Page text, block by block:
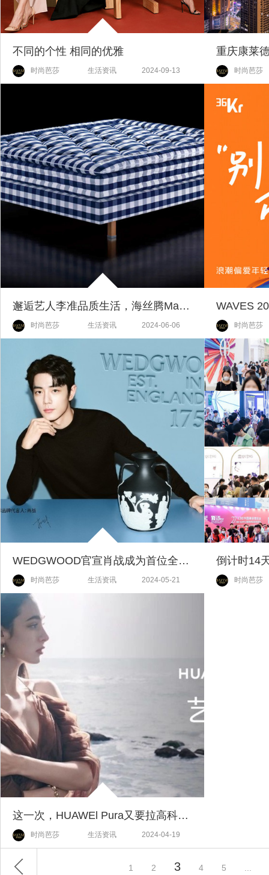
不同的个性 相同的优雅
时尚芭莎 生活资讯 2024-09-13 时尚芭莎
邂逅艺人李准品质生活，海丝腾Maranga诠释睡眠美学
时尚芭莎 生活资讯 2024-06-06
WAVES
时尚芭莎
WEDGWOOD官宣肖战成为首位全球品牌代言人
时尚芭莎 生活资讯 2024-05-21 时尚芭莎
这一次，HUAWEl Pura又要拉高科技美学的新高度？
时尚芭莎 生活资讯 2024-04-19
1 2 3 4 5